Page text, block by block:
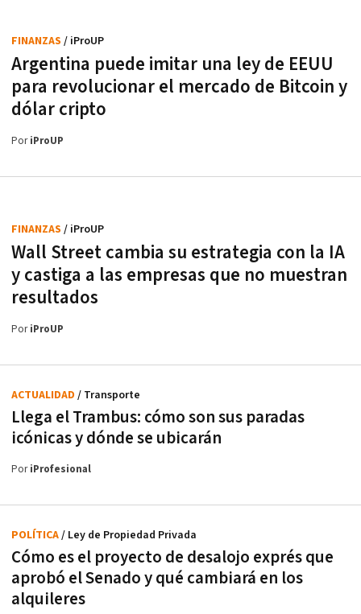
Argentina puede imitar una ley de EEUU
para revolucionar el mercado de Bitcoin y
dólar cripto
FINANZAS / iProUP
PoriProUP
Wall Street cambia su estrategia con la IA
y castiga a las empresas que no muestran
resultados
FINANZAS / iProUP
PoriProUP
Llega el Trambus: cómo son sus paradas
icónicas y dónde se ubicarán
ACTUALIDAD / Transporte
PoriProfesional
Cómo es el proyecto de desalojo exprés que
aprobó el Senado y qué cambiará en los
alquileres
POLÍTICA/ Ley de Propiedad Privada